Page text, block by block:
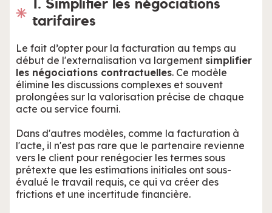
1. Simplifier les négociations
tarifaires
Le fait d’opter pour la facturation au temps au
début de l'externalisation va largement simplifier
les négociations contractuelles. Ce modèle
élimine les discussions complexes et souvent
prolongées sur la valorisation précise de chaque
acte ou service fourni.
Dans d'autres modèles, comme la facturation à
l'acte, il n'est pas rare que le partenaire revienne
vers le client pour renégocier les termes sous
prétexte que les estimations initiales ont sous-
évalué le travail requis, ce qui va créer des
frictions et une incertitude financière.